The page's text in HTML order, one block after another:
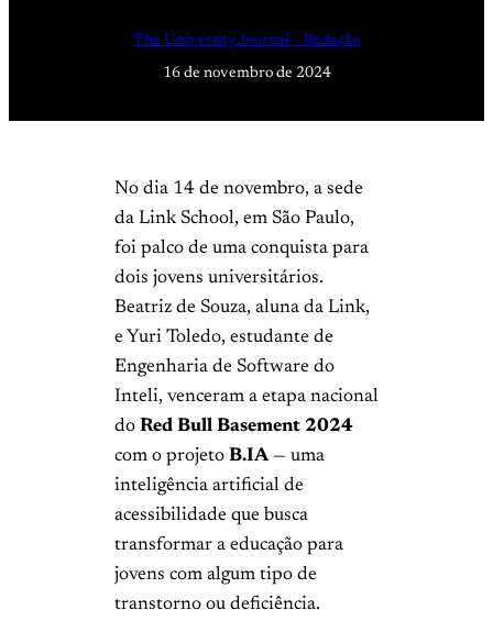
The University Journal – Redação
16 de novembro de 2024
No dia 14 de novembro, a sede
da Link School, em São Paulo,
foi palco de uma conquista para
dois jovens universitários.
Beatriz de Souza, aluna da Link,
e Yuri Toledo, estudante de
Engenharia de Software do
Inteli, venceram a etapa nacional
do Red Bull Basement 2024
com o projeto B.IA— uma
inteligência artificial de
acessibilidade que busca
transformar a educação para
jovens com algum tipo de
transtorno ou deficiência.